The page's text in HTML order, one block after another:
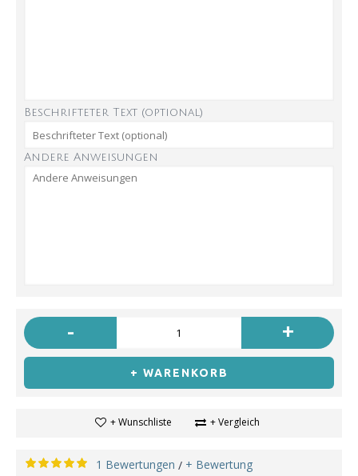
Beschrifteter Text (optional)
Andere Anweisungen
- +
+ WARENKORB
+ Wunschliste + Vergleich
1 Bewertungen / + Bewertung